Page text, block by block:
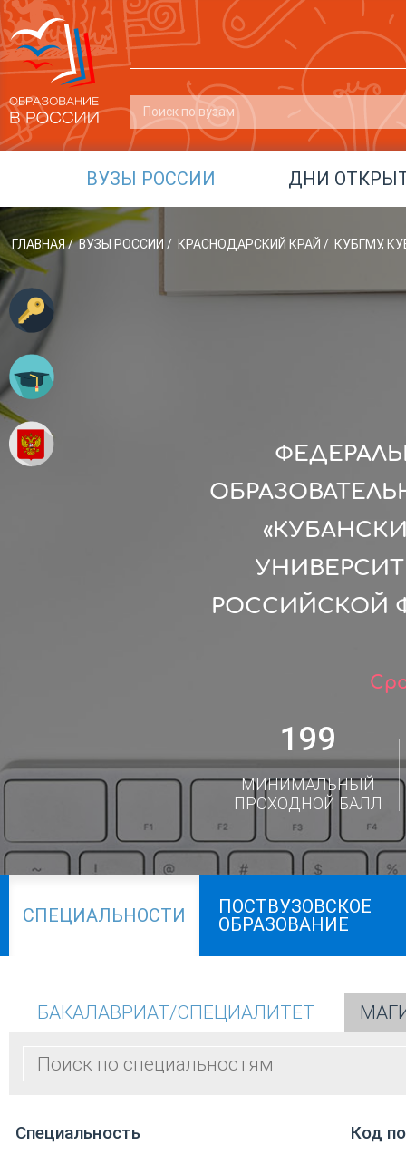
ВУЗЫ РОССИИ ДНИ
ГЛАВНАЯ/ ВУЗЫ РОССИИ / КРАСНОДАРСКИЙ КРАЙ / КУБГМУ,
РОССИЙСКОЙ
199
МИНИМАЛЬНЫЙ
ПРОХОДНОЙ БАЛЛ
СПЕЦИАЛЬНОСТИ
ПОСТВУЗОВСКОЕ
ОБРАЗОВАНИЕ
БАКАЛАВРИАТ/СПЕЦИАЛИТЕТ
Cпециальность Код